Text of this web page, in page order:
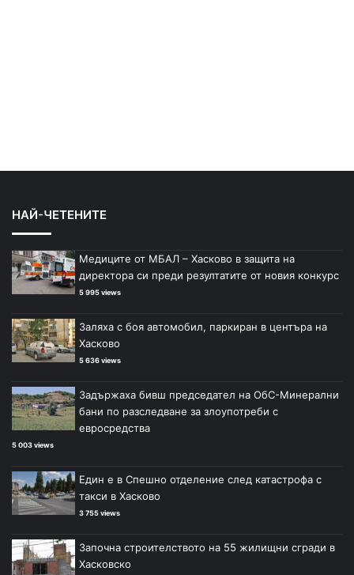
НАЙ-ЧЕТЕНИТЕ
Медиците от МБАЛ – Хасково в защита на
директора си преди резултатите от новия конкурс
5 995 views
Заляха с боя автомобил, паркиран в центъра на
Хасково
5 636 views
Задържаха бивш председател на ОбС-Минерални
бани по разследване за злоупотреби с
евросредства
5 003 views
Един е в Спешно отделение след катастрофа с
такси в Хасково
3 755 views
Започна строителството на 55 жилищни сгради в
Хасковско